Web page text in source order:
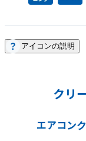
アイコンの説明
クリ
エアコン